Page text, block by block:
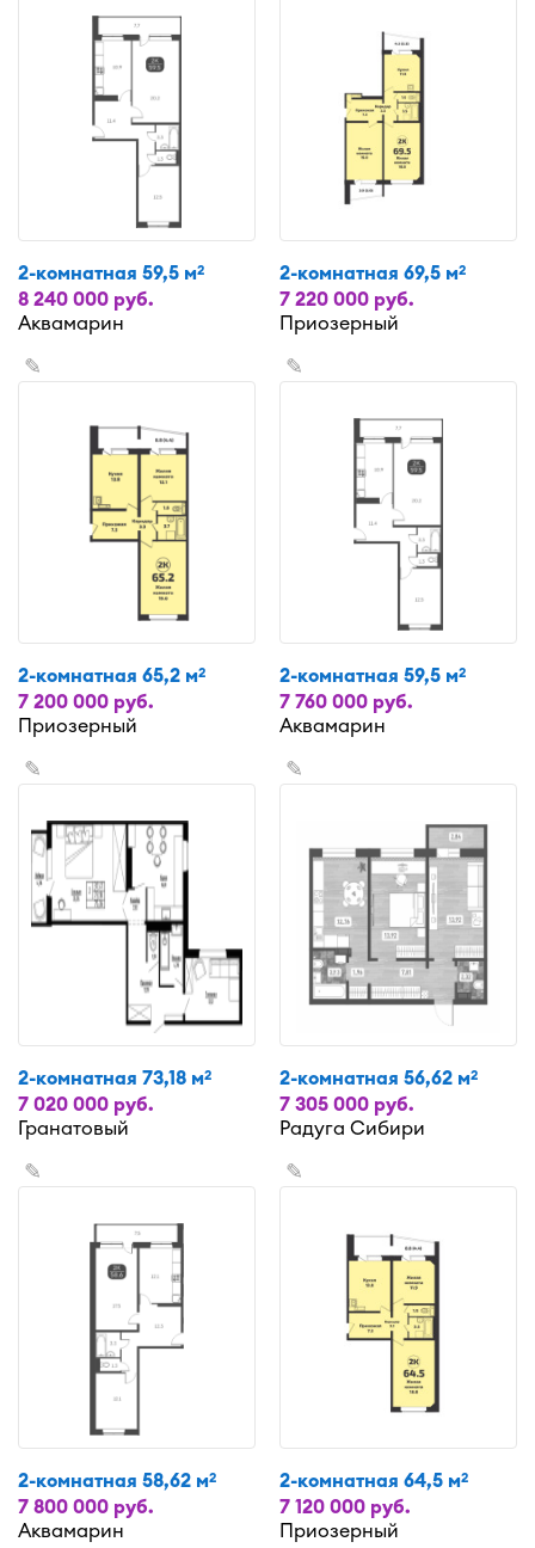
2-комнатная 59,5 м2
8 240 000 руб.
Аквамарин
2-комнатная 69,5 м2
7 220 000 руб.
Приозерный
✎
2-комнатная 65,2 м2
7 200 000 руб.
Приозерный
✎
2-комнатная 59,5 м2
7 760 000 руб.
Аквамарин
✎
2-комнатная 73,18 м2
7 020 000 руб.
Гранатовый
✎
2-комнатная 56,62 м2
7 305 000 руб.
Радуга Сибири
✎
2-комнатная 58,62 м2
7 800 000 руб.
Аквамарин
✎
2-комнатная 64,5 м2
7 120 000 руб.
Приозерный